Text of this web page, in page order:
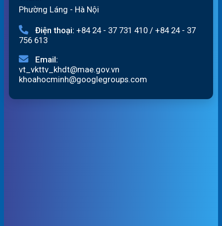
Phường Láng - Hà Nội
Điện thoại: +84 24 - 37 731 410 / +84 24 - 37
756 613
Email:
vt_vkttv_khdt@mae.gov.vn
khoahocminh@googlegroups.com